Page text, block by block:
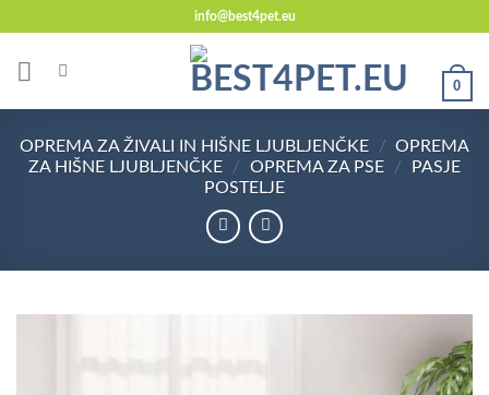
vsebino
info@best4pet.eu
0
OPREMA ZA ŽIVALI IN HIŠNE LJUBLJENČKE / OPREMA
ZA HIŠNE LJUBLJENČKE
/ OPREMA ZA PSE /
PASJE
POSTELJE